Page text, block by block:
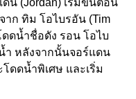
น (Jordan) เริ่มขึ้นตอน
าก ทิม โอไบรอัน (Tim
ดน้ำชื่อดัง รอน โอไบ
ำ หลังจากนั้นจอร์แดน
โดดน้ำพิเศษ และเริ่ม